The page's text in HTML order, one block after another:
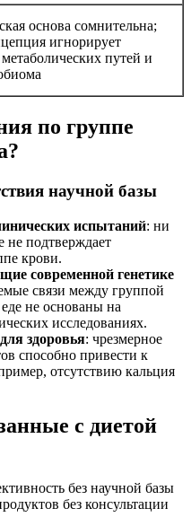
основа сомнительна;
игнорирует
путей и
по группе
научной базы
испытаний: ни
не подтверждает
крови.
современной генетике
связи между группой
не основаны на
исследованиях.
здоровья: чрезмерное
способно привести к
отсутствию кальция
с диетой
без научной базы
без консультации